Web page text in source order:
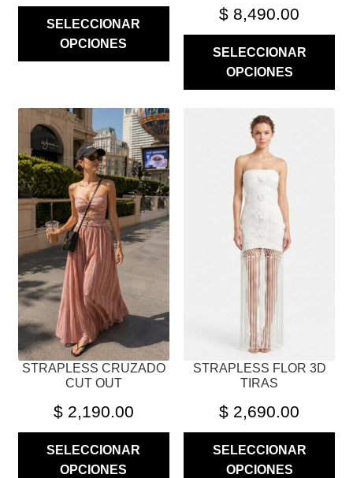
SELECCIONAR
OPCIONES
$ 8,490.00
SELECCIONAR
OPCIONES
STRAPLESS CRUZADO
CUT OUT
$2,190.00
SELECCIONAR
OPCIONES
ESTE
PRODUCTO
TIENE
MÚLTIPLES
VARIANTES.
LAS
OPCIONES
SE
PUEDEN
ELEGIR
LA
PÁGINA
DE
STRAPLESS FLOR 3D
TIRAS
$ 2,690.00
SELECCIONAR
OPCIONES
PRODUCTO
MÚLTIPLES
VARIANTES.
OPCIONES
DE